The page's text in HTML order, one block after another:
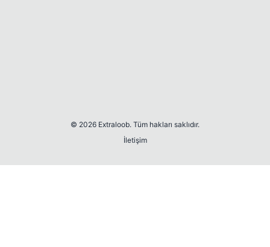
© 2026 Extraloob. Tüm hakları saklıdır.
İletişim